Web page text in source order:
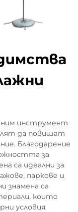
инструмент
да повишат
Благодарение
за
са идеални за
паркове и
знамена са
които
условия,